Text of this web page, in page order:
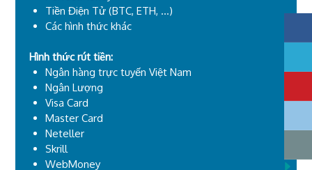
Tiền Điện Tử (BTC, ETH, ...)
Các hình thức khác
Hình thức rút tiền:
Ngân hàng trực tuyến Việt Nam
Ngân Lượng
Visa Card
Master Card
Neteller
Skrill
WebMoney